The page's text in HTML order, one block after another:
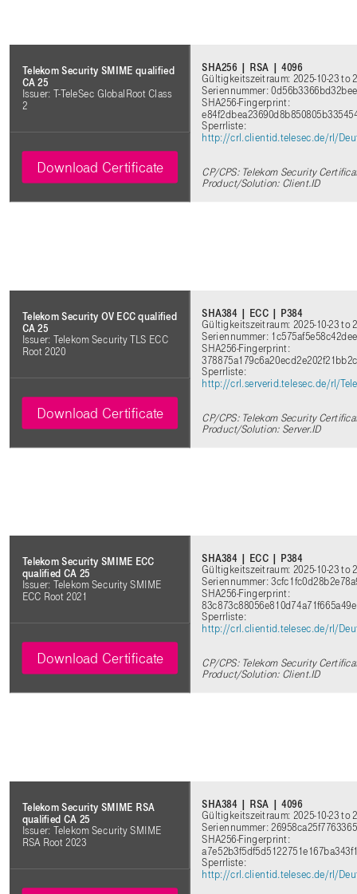
Telekom Security SMIME qualified
CA 25
Issuer: T-TeleSec GlobalRoot Class
2
SHA256 | RSA | 4096
Gültigkeitszeitraum: 2025-10-23 to
Seriennummer:
SHA256-Fingerprint:
Sperrliste:
http://crl.clientid.telesec.de/rl/
CP/CPS: Telekom Security
Product/Solution: Client.ID
Download Certificate
Telekom Security OV ECC qualified
CA 25
Issuer: Telekom Security TLS ECC
Root 2020
SHA384 | ECC | P384
Gültigkeitszeitraum: 2025-10-23 to
Seriennummer:
SHA256-Fingerprint:
Sperrliste:
http://crl.serverid.telesec.de/rl/
CP/CPS: Telekom Security
Product/Solution: Server.ID
Download Certificate
Telekom Security SMIME ECC
qualified CA 25
Issuer: Telekom Security SMIME
ECC Root 2021
SHA384 | ECC | P384
Gültigkeitszeitraum: 2025-10-23 to
Seriennummer:
SHA256-Fingerprint:
Sperrliste:
http://crl.clientid.telesec.de/rl/
CP/CPS: Telekom Security
Product/Solution: Client.ID
Download Certificate
Telekom Security SMIME RSA
qualified CA 25
Issuer: Telekom Security SMIME
RSA Root 2023
SHA384 | RSA | 4096
Gültigkeitszeitraum: 2025-10-23 to
Seriennummer:
SHA256-Fingerprint:
Sperrliste:
http://crl.clientid.telesec.de/rl/